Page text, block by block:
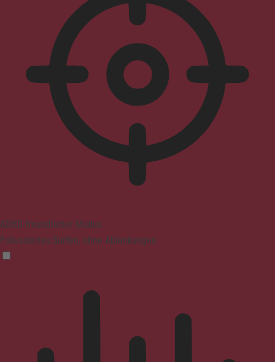
ADHD-freundlicher Modus
Fokussiertes Surfen, ohne Ablenkungen